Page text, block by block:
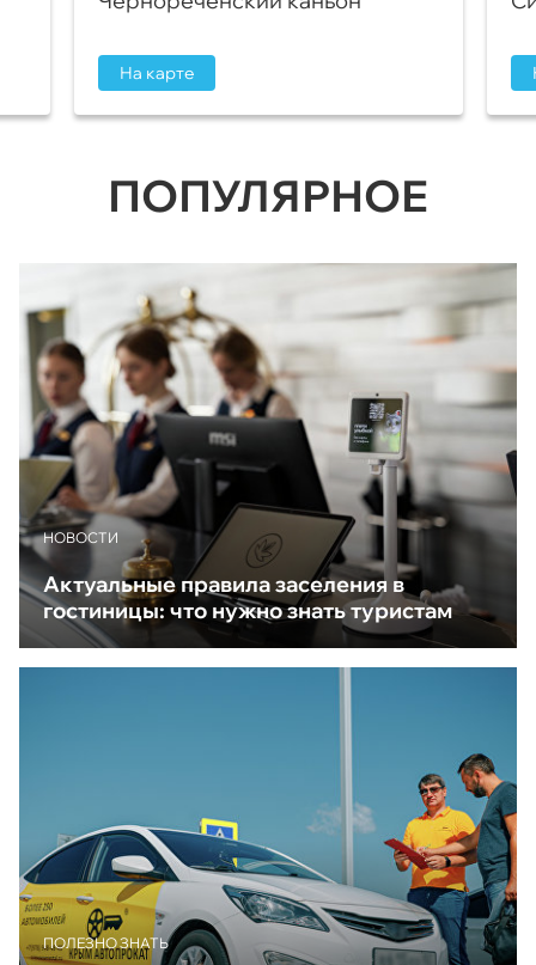
На карте
ПОПУЛЯРНОЕ
НОВОСТИ
Актуальные правила заселения в
гостиницы: что нужно знать туристам
ПОЛЕЗНО ЗНАТЬ